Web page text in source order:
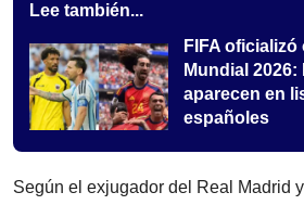
Lee también...
FIFA oficializó
Mundial
aparecen en
españoles
Según el exjugador del Real Madrid